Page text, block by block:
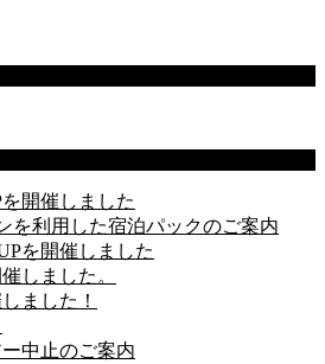
開催しました
を利用した宿泊パックのご案内
を開催しました
しました。
ました！
中止のご案内